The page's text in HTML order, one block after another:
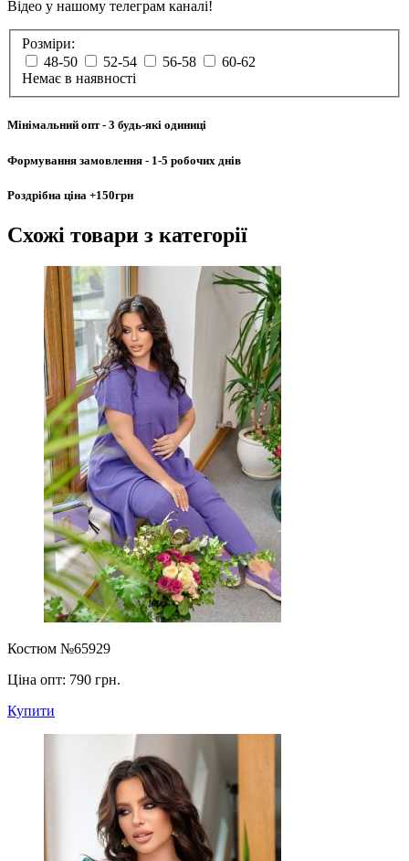
Відео у нашому телеграм каналі!
Розміри:
48-50
52-54 56-58
60-62
Немає в наявності
Мінімальний опт- 3 будь-які одиниці
Формування замовлення - 1-5 робочих днів
Роздрібна ціна +150грн
Схожі товари з категорії
Костюм №65929
Ціна опт: 790 грн.
Купити